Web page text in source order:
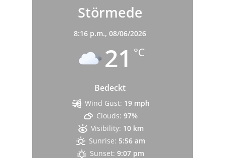
Störmede
8:16 p.m., 08/06/2026
21 °C
Bedeckt
Wind Gust: 19 mph
Clouds: 97%
Visibility: 10 km
Sunrise: 5:56 am
Sunset: 9:07 pm